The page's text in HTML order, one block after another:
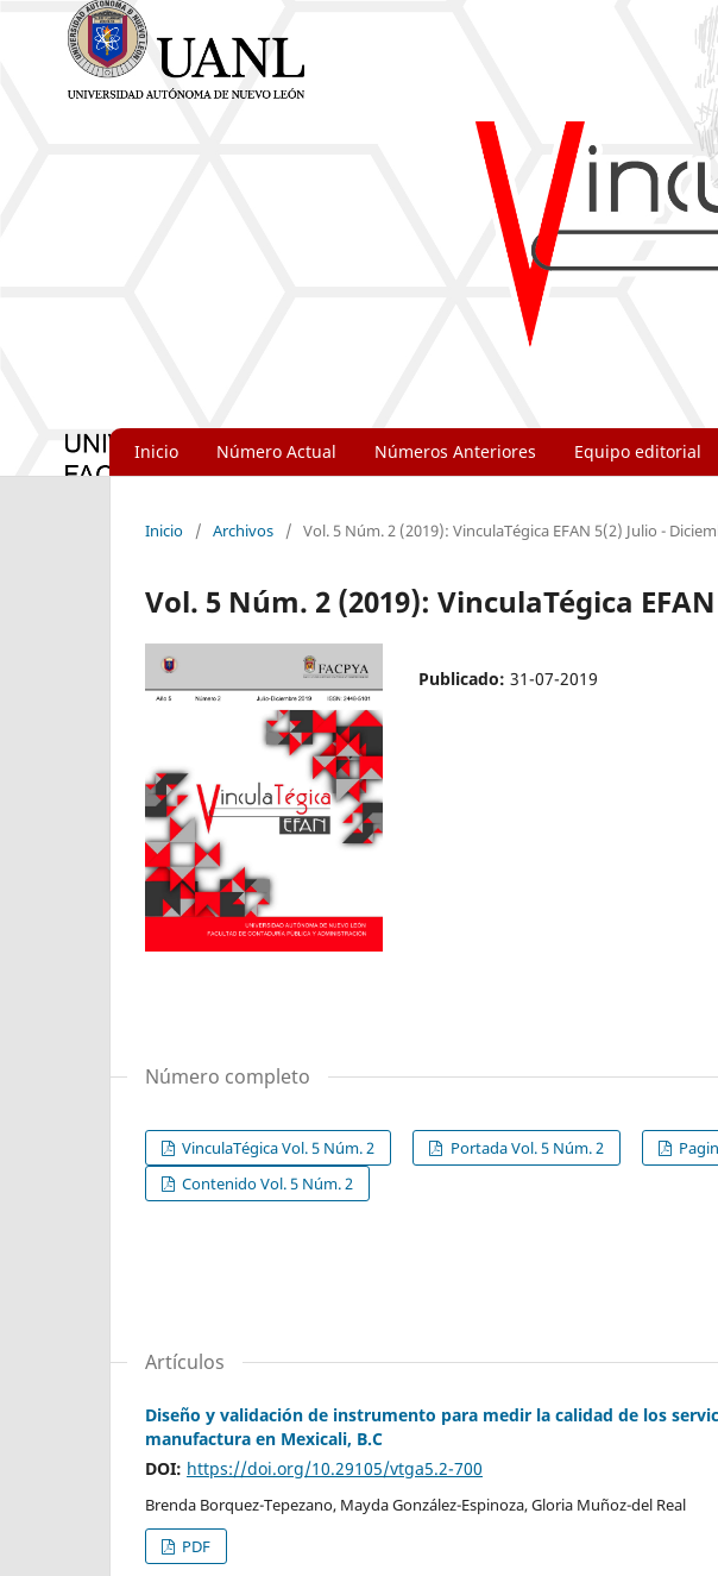
Inicio Número Actual Números Anteriores Equipo editorial
Inicio / Archivos / Vol. 5 Núm. 2 (2019): VinculaTégica EFAN 5(2) Julio -
Vol. 5 Núm. 2 (2019): VinculaTégica
Publicado: 31-07-2019
Número completo
VinculaTégica Vol. 5 Núm. 2 Portada Vol. 5 Núm. 2
Contenido Vol. 5 Núm. 2
Artículos
Diseño y validación de instrumento para medir la calidad de los
manufactura en Mexicali, B.C
DOI: https://doi.org/10.29105/vtga5.2-700
Brenda Borquez-Tepezano, Mayda González-Espinoza, Gloria Muñoz-del Real
PDF